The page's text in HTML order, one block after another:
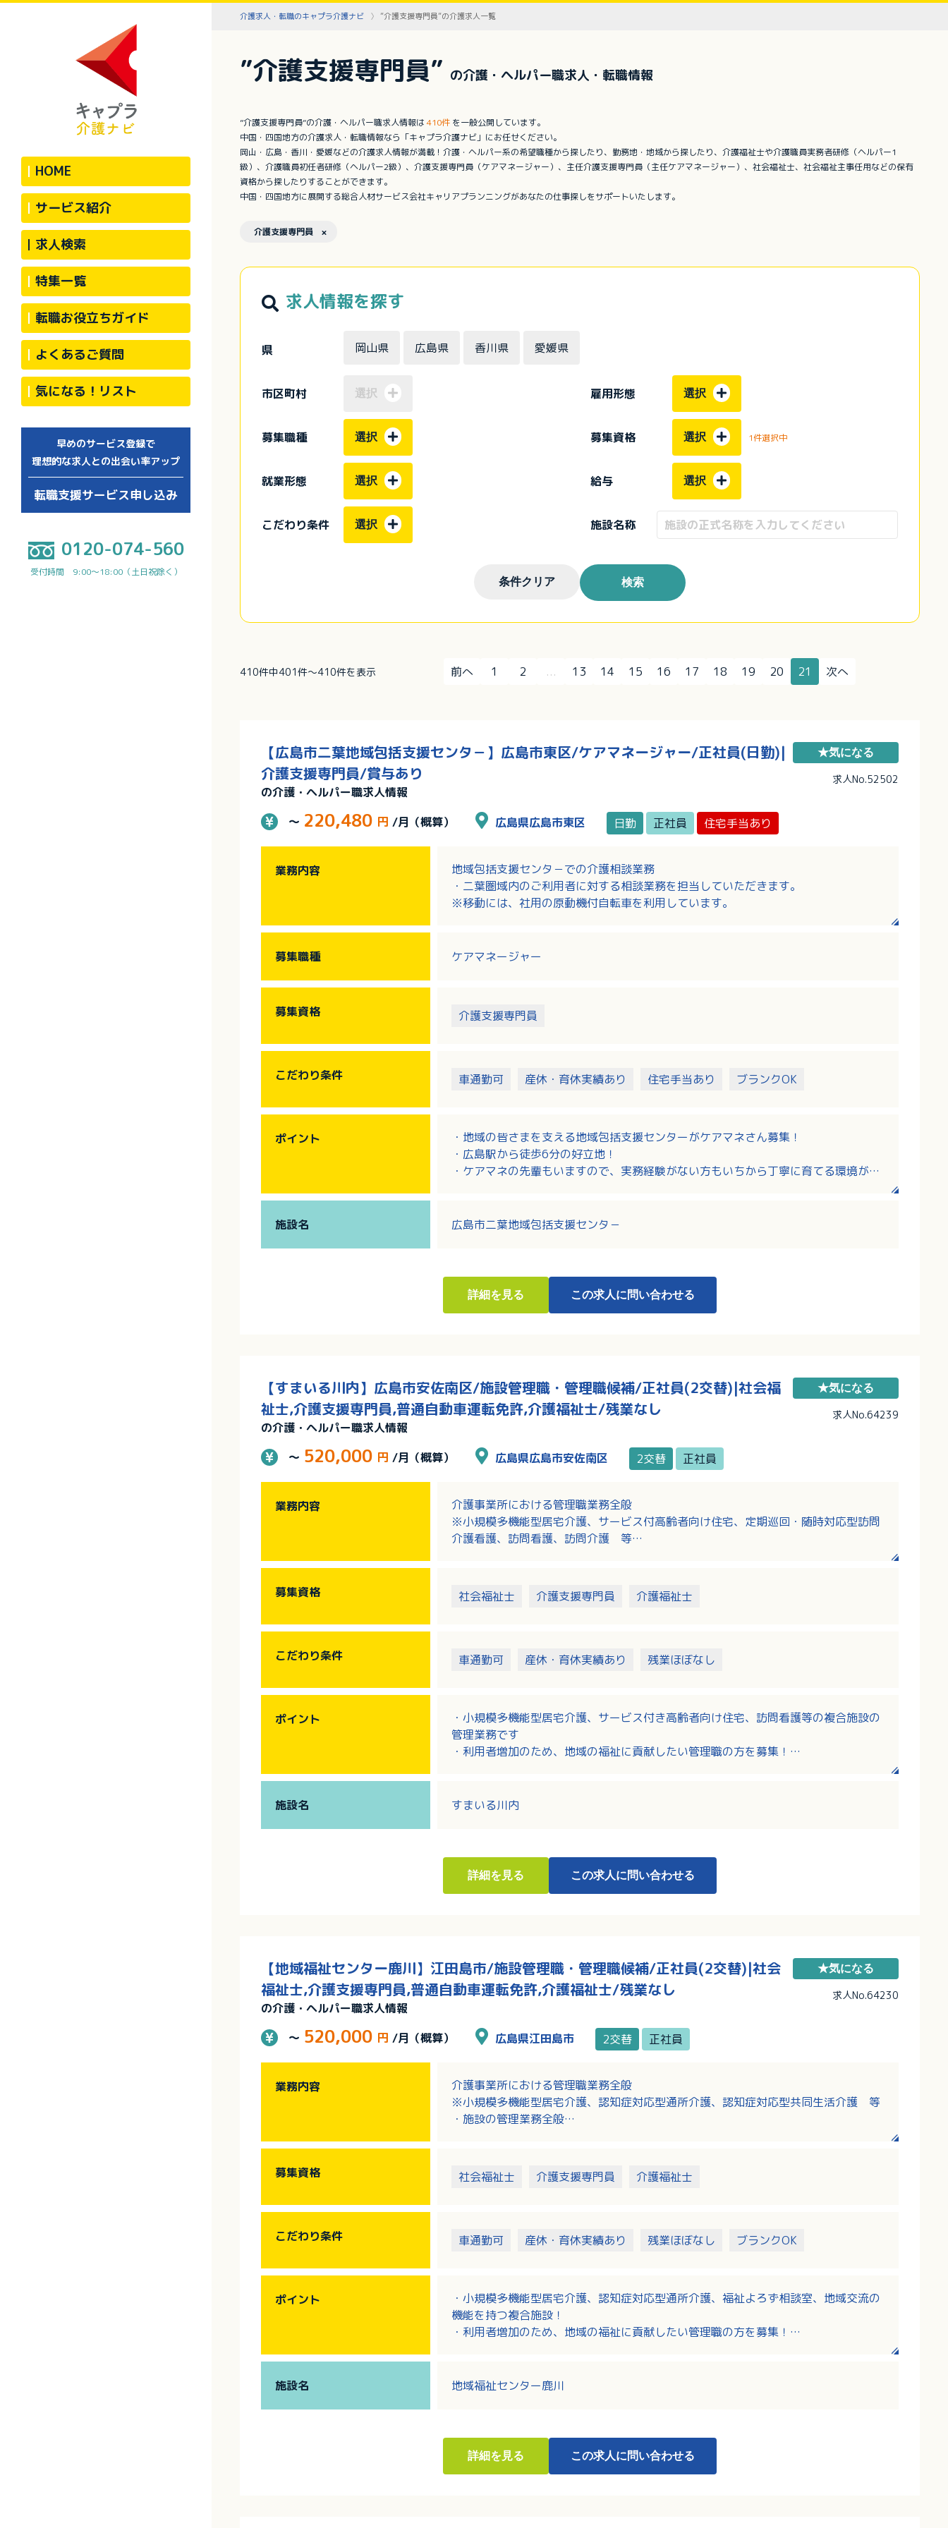
HOME
サービス紹介
求人検索
特集一覧
転職お役立ちガイド
よくあるご質問
気になる！リスト
早めのサービス登録で
理想的な求人との出会い率アップ
転職支援サービス申し込み
0120-074-560
受付時間 9:00～18:00（土日祝除く）
介護求人・転職のキャプラ介護ナビ ”介護支援専門員”の介護求人一覧
”介護支援専門員” の介護・ヘルパー職求人・転職情報
”介護支援専門員”の介護・ヘルパー職求人情報は 410件 を一般公開しています。
中国・四国地方の介護求人・転職情報なら「キャプラ介護ナビ」にお任せください。
岡山・広島・香川・愛媛などの介護求人情報が満載！介護・ヘルパー系の希望職種から探したり、勤務地・地域から探したり、介護福祉士や介護職員実務者研修（ヘルパー1
級）、介護職員初任者研修（ヘルパー2級）、介護支援専門員（ケアマネージャー）、主任介護支援専門員（主任ケアマネージャー）、社会福祉士、社会福祉主事任用などの保有
資格から探したりすることができます。
中国・四国地方に展開する総合人材サービス会社キャリアプランニングがあなたの仕事探しをサポートいたします。
介護支援専門員 ×
求人情報を探す
県 岡山県 広島県 香川県 愛媛県
市区町村 選択 雇用形態 選択
募集職種 選択 募集資格 選択 1件選択中
就業形態 選択 給与 選択
こだわり条件 選択 施設名称
条件クリア 検索
410件中401件～410件を表示 前へ 1 2 ... 13 14 15 16 17 18 19 20 21 次へ
【広島市二葉地域包括支援センタ－】広島市東区/ケアマネージャー/正社員(日勤)|
介護支援専門員/賞与あり
の介護・ヘルパー職求人情報
～ 220,480 円 /月（概算） 広島県広島市東区 日勤 正社員 住宅手当あり
★気になる
求人No.52502
業務内容
地域包括支援センタ－での介護相談業務
・二葉圏域内のご利用者に対する相談業務を担当していただきます。
※移動には、社用の原動機付自転車を利用しています。
募集職種 ケアマネージャー
募集資格 介護支援専門員
こだわり条件 車通勤可 産休・育休実績あり 住宅手当あり ブランクOK
ポイント
・地域の皆さまを支える地域包括支援センターがケアマネさん募集！
・広島駅から徒歩6分の好立地！
・ケアマネの先輩もいますので、実務経験がない方もいちから丁寧に育てる環境があ
事です！
施設名 広島市二葉地域包括支援センタ－
詳細を見る この求人に問い合わせる
【すまいる川内】広島市安佐南区/施設管理職・管理職候補/正社員(2交替)|社会福
祉士,介護支援専門員,普通自動車運転免許,介護福祉士/残業なし
の介護・ヘルパー職求人情報
～ 520,000 円 /月（概算） 広島県広島市安佐南区 2交替 正社員
★気になる
求人No.64239
業務内容
介護事業所における管理職業務全般
※小規模多機能型居宅介護、サービス付高齢者向け住宅、定期巡回・随時対応型訪問
介護看護、訪問看護、訪問介護 等
募集資格
社会福祉士 介護支援専門員 介護福祉士
こだわり条件 車通勤可 産休・育休実績あり 残業ほぼなし
ポイント
・小規模多機能型居宅介護、サービス付き高齢者向け住宅、訪問看護等の複合施設の
管理業務です
・利用者増加のため、地域の福祉に貢献したい管理職の方を募集！
・その他、夜勤手当や日祝手当など各種手当あり
施設名 すまいる川内
詳細を見る この求人に問い合わせる
【地域福祉センター鹿川】江田島市/施設管理職・管理職候補/正社員(2交替)|社会
福祉士,介護支援専門員,普通自動車運転免許,介護福祉士/残業なし
の介護・ヘルパー職求人情報
～ 520,000 円 /月（概算） 広島県江田島市 2交替 正社員
★気になる
求人No.64230
業務内容
介護事業所における管理職業務全般
※小規模多機能型居宅介護、認知症対応型通所介護、認知症対応型共同生活介護 等
・施設の管理業務全般
募集資格 社会福祉士 介護支援専門員 介護福祉士
こだわり条件 車通勤可 産休・育休実績あり 残業ほぼなし ブランクOK
ポイント
・小規模多機能型居宅介護、認知症対応型通所介護、福祉よろず相談室、地域交流の
機能を持つ複合施設！
・利用者増加のため、地域の福祉に貢献したい管理職の方を募集！
・その他、夜勤手当や日祝手当など各種手当あり
施設名 地域福祉センター鹿川
詳細を見る この求人に問い合わせる